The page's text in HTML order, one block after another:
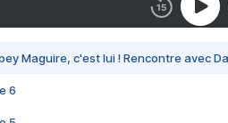
Maguire, c'est lui ! Rencontre avec
6